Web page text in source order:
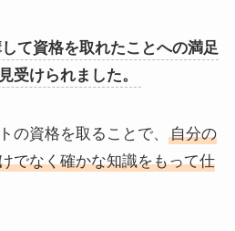
て資格を取れたことへの満足
受けられました。
の資格を取ることで、
自分の
でなく確かな知識をもって仕